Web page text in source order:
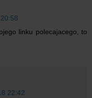
linku polecajacego, to
22:42